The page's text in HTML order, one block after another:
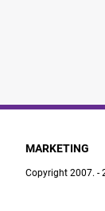
MARKETING
Copyright 2007. -